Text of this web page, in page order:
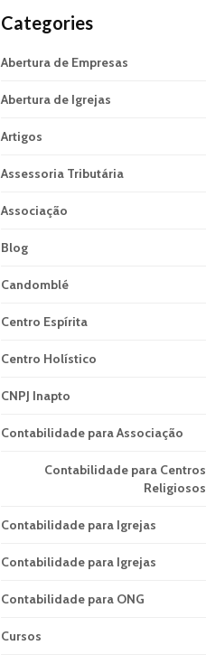
Categories
Abertura de Empresas
Abertura de Igrejas
Artigos
Assessoria Tributária
Associação
Blog
Candomblé
Centro Espírita
Centro Holístico
CNPJ Inapto
Contabilidade para Associação
Contabilidade para Centros
Religiosos
Contabilidade para Igrejas
Contabilidade para Igrejas
Contabilidade para ONG
Cursos